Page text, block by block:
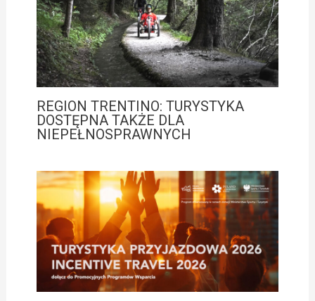
REGION TRENTINO: TURYSTYKA
DOSTĘPNA TAKŻE DLA
NIEPEŁNOSPRAWNYCH